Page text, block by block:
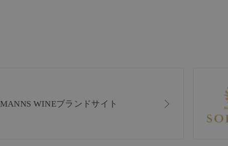
MANNS WINEブランドサイト